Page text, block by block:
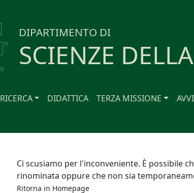
DIPARTIMENTO DI
SCIENZE
RICERCA DIDATTICA TERZA MISSIONE
Ci scusiamo per l'inconveniente. È possibile
rinominata oppure che non sia
Ritorna in Homepage